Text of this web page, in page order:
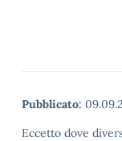
Pubblicato:
Eccetto dove